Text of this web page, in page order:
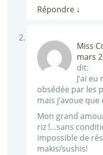
Répondre ↓
Miss
mars
dit:
J’ai
obsédée par les
mais j’avoue
Mon grand
riz !…sans
impossible de
makis/sushis!